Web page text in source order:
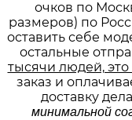
очков по
размеров) по
оставить себе
остальные
тысячи людей,
заказ и
доставку
минимальной